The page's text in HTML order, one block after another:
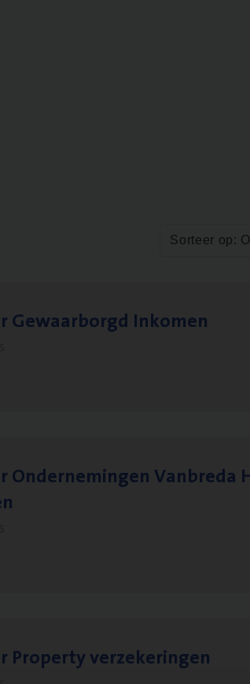
Sorteer op:
Gewaar­borgd Inkomen
Onder­ne­min­gen Van­b­re­da
Pro­per­ty verzekeringen